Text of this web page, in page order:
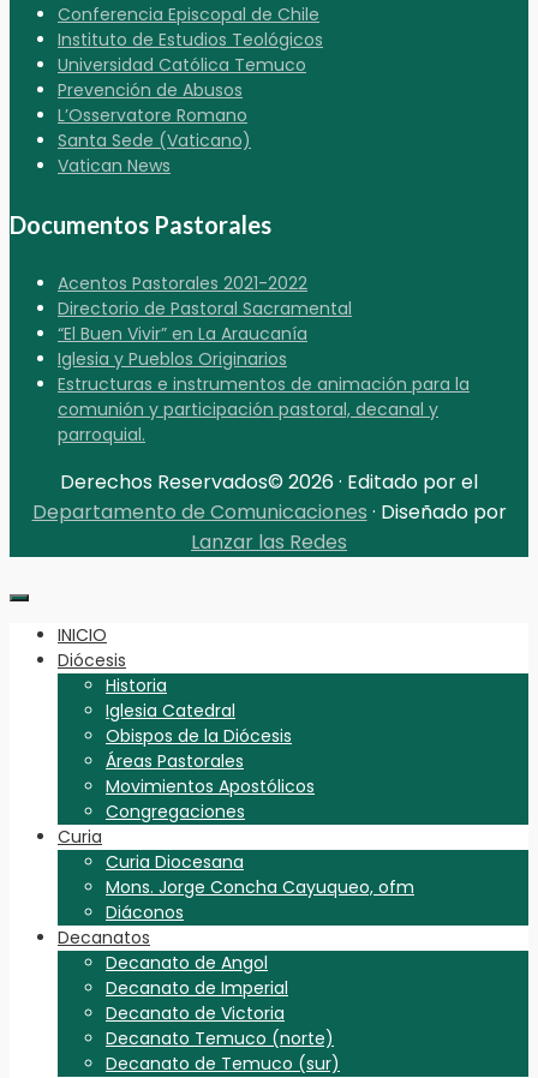
Conferencia Episcopal de Chile
Instituto de Estudios Teológicos
Universidad Católica Temuco
Prevención de Abusos
L’Osservatore Romano
Santa Sede (Vaticano)
Vatican News
Documentos Pastorales
Acentos Pastorales 2021-2022
Directorio de Pastoral Sacramental
“El Buen Vivir” en La Araucanía
Iglesia y Pueblos Originarios
Estructuras e instrumentos de animación para la
comunión y participación pastoral, decanal y
parroquial.
Derechos Reservados© 2026 · Editado por el
Departamento de Comunicaciones · Diseñado por
Lanzar las Redes
INICIO
Diócesis
Historia
Iglesia Catedral
Obispos de la Diócesis
Áreas Pastorales
Movimientos Apostólicos
Congregaciones
Curia
Curia Diocesana
Mons. Jorge Concha Cayuqueo, ofm
Diáconos
Decanatos
Decanato de Angol
Decanato de Imperial
Decanato de Victoria
Decanato Temuco (norte)
Decanato de Temuco (sur)